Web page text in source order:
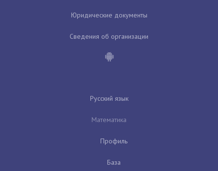
Юридические документы
Сведения об организации
Русский язык
Математика
Профиль
База